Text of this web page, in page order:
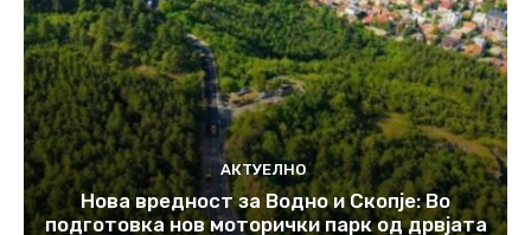
АКТУЕЛНО
Нова вредност за Водно и Скопје: Во
подготовка нов моторички парк од дрвјата